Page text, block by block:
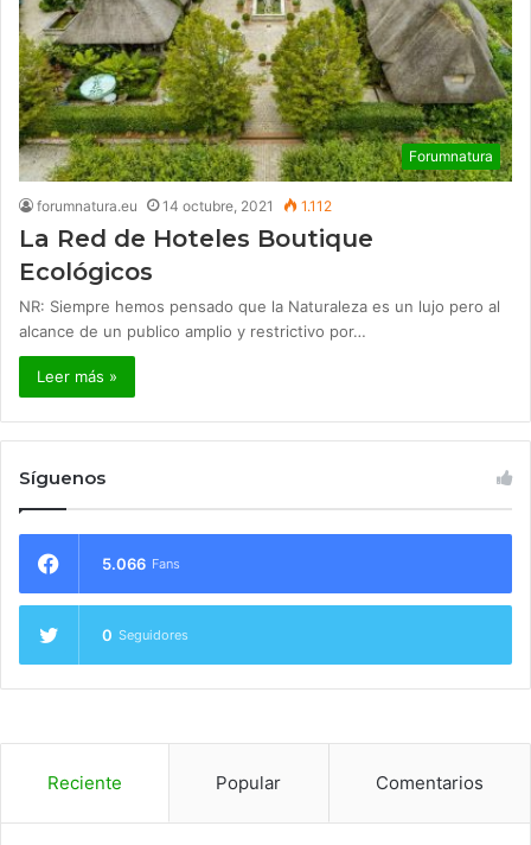
Forumnatura
forumnatura.eu 14 octubre, 2021 1.112
La Red de Hoteles Boutique
Ecológicos
NR: Siempre hemos pensado que la Naturaleza es un lujo pero al
alcance de un publico amplio y restrictivo por…
Leer más »
Síguenos
5.066 Fans
0 Seguidores
Reciente Popular Comentarios